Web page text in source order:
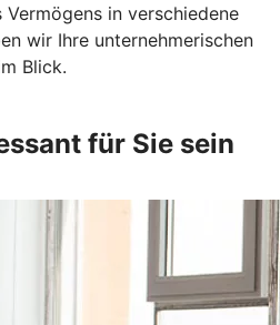
in verschiedene
wir Ihre unternehmerischen
Blick.
für Sie sein